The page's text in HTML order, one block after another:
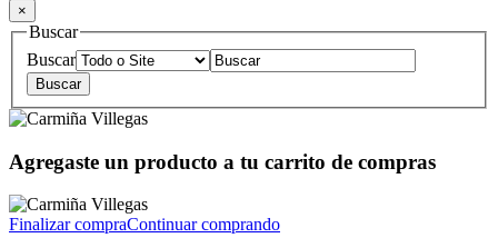
×
Buscar
Buscar
Agregaste un producto a tu carrito de compras
Finalizar compraContinuar comprando